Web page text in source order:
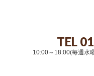
TEL
10:00～18:00(毎週水